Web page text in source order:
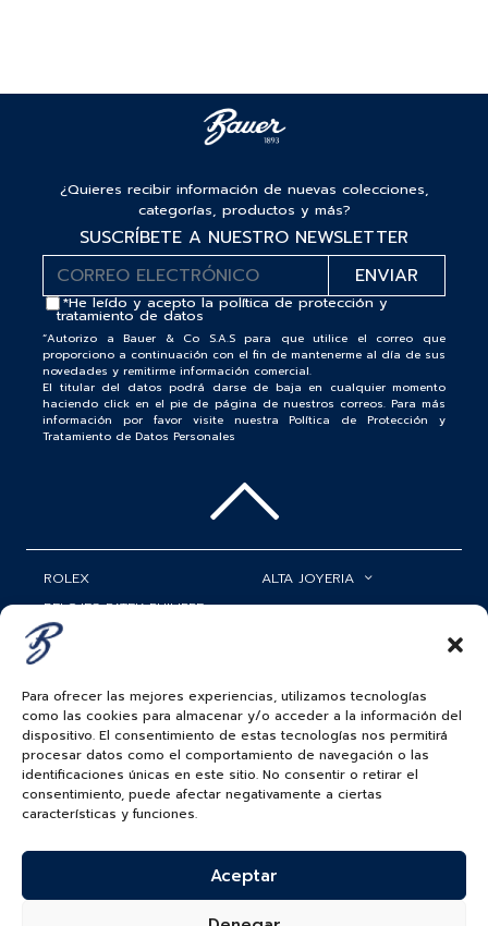
Para ofrecer las mejores experiencias, utilizamos tecnologías
como las cookies para almacenar y/o acceder a la información del
dispositivo. El consentimiento de estas tecnologías nos permitirá
procesar datos como el comportamiento de navegación o las
identificaciones únicas en este sitio. No consentir o retirar el
consentimiento, puede afectar negativamente a ciertas
características y funciones.
Aceptar
¿Quieres recibir información de nuevas colecciones,
categorías, productos y más?
SUSCRÍBETE A NUESTRO NEWSLETTER
*He leído y acepto lapolítica de protección y
tratamiento de datos
“Autorizo a Bauer & Co S.A.S para que utilice el correo que
proporciono a continuación con el fin de mantenerme al día de sus
novedades y remitirme información comercial.
El titular del datos podrá darse de baja en cualquier momento
haciendo click en el pie de página de nuestros correos. Para más
información por favor visite nuestra Política de Protección y
Tratamiento de Datos Personales
ROLEX
RELOJES PATEK PHILIPPE
RELOJERÍA
ALTA JOYERIA
ACCESORIOS
BAUER NEWS
SERVICIOS
SIGUENOS EN
BAUER & CO SAS. TODOS LOS DERECHOS